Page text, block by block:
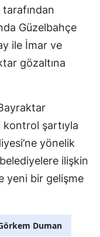
Güzelbahçe
ile İmar ve
gözaltına
kontrol şartıyla
yönelik
ilişkin
yeni bir gelişme
Duman